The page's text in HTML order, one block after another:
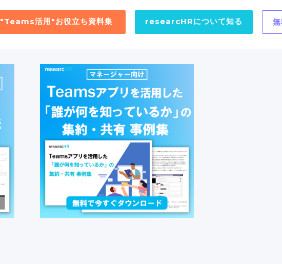
"Teams活用"お役立ち資料集 researcHRについて知る